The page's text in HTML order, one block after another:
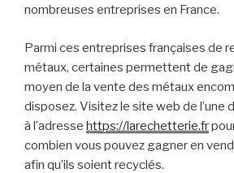
nombreuses entreprises en France.
Parmi ces entreprises françaises de
métaux, certaines permettent de
moyen de la vente des métaux
disposez. Visitez le site web de l’une
à l’adresse https://larechetterie.fr
combien vous pouvez gagner en
afin qu’ils soient recyclés.